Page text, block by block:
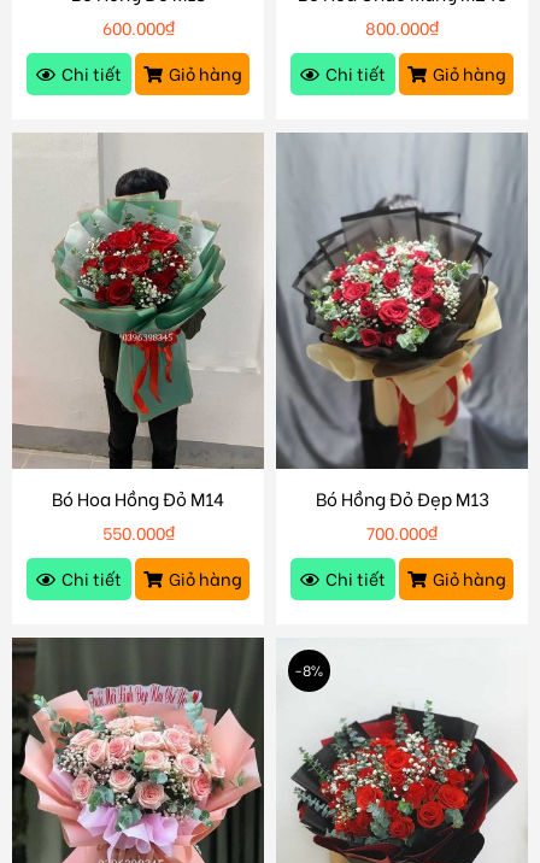
600.000₫
Chi tiết
Giỏ hàng
800.000₫
Chi tiết
Giỏ hàng
Bó Hoa Hồng Đỏ M14
550.000₫
Chi tiết
Giỏ hàng
Bó Hồng Đỏ Đẹp M13
700.000₫
Chi tiết
Giỏ hàng
-8%